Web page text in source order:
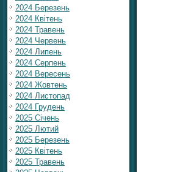
2024 Березень
2024 Квітень
2024 Травень
2024 Червень
2024 Липень
2024 Серпень
2024 Вересень
2024 Жовтень
2024 Листопад
2024 Грудень
2025 Січень
2025 Лютий
2025 Березень
2025 Квітень
2025 Травень